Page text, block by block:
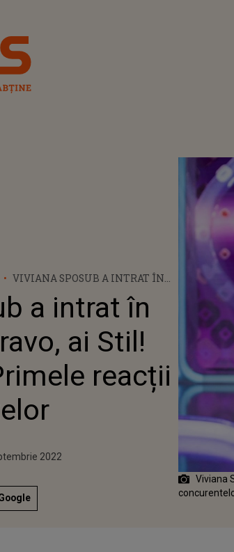
VIVIANA SPOSUB A INTRAT ÎN
CELEBRITIES”. PRIMELE REACȚII
ALE CONCURENTELOR
a intrat în
ai Stil!
reacții
20212022
Viviana